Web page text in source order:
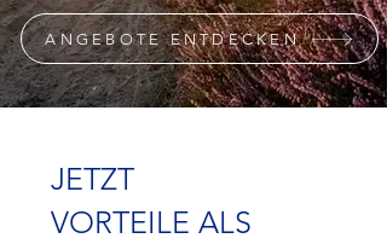
ANGEBOTE ENTDECKEN
JETZT
VORTEILE ALS